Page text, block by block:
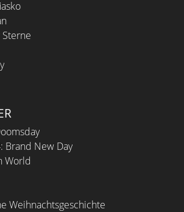
Brand New Day
World
Weihnachtsgeschichte